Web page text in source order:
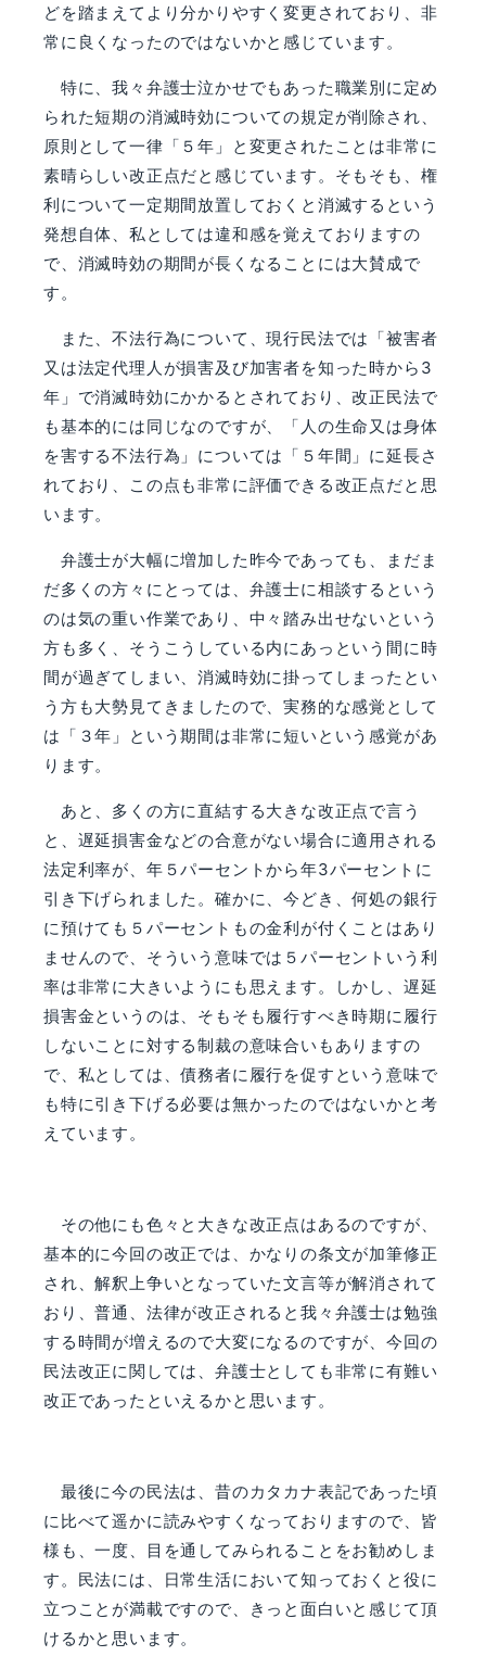
どを踏まえてより分かり やすく変更されており、非
常に良くなったのではないかと感じています。
特に、我々弁護士泣かせでもあった職業別に定め
られた短期の消滅時効についての規定が削除され、
原則として一律「５年」と変更されたことは非常に
素晴らしい改正点だと感 じています。そもそも、権
利について一定期間放置しておくと消滅するという
発想自体、 私としては違和感を覚えておりますの
で、消滅時効の期間が長くなることには大賛成で
す。
また、不法行為について、現行民法では「被害者
又は法定代理人が損害及び加害者を知 った時から3
年」で消滅時効にかかるとされており、改正民法で
も基本的には同じなのですが、「人の生命又は身体
を害する不法行為」については「５年間」に延長さ
れており、こ の点も非常に評価できる改正点だと思
います。
弁護士が大幅に増加した昨今であっても、まだま
だ多くの方々にとっては、弁護士に相談するという
のは気の重い作業であり、中々踏み出せないという
方も多く、そうこうして いる内にあっという間に時
間が過ぎてしまい、消滅時効に掛ってしまったとい
う方も大勢見てきましたので、実務的な感覚として
は「３年」という期間は非常に短いという感覚があ
ります。
あと、多くの方に直結する大きな改正点で言う
と、遅延損害金などの合意がない場合に適用される
法定利率が、年５パーセントから年3パーセントに
引き下げられました。確かに、今どき、何処の銀行
に預けても５パーセントもの金利が付くことはあり
ませんので、 そういう意味では５パーセントいう利
率は非常に大きいようにも思えます。しかし、遅延
損害金というのは、そもそも履行すべき時期に履行
しないことに対する制裁の意味合いも ありますの
で、私としては、債務者に履行を促すという意味で
も特に引き下げる必要は無かったのではないかと考
えています。
その他にも色々と大きな改正点はあるのですが、
基本的に今回の改正では、かなりの条文が加筆修正
され、解釈上争いとなっていた文言等が解消されて
おり、普通、法律が改正 されると我々弁護士は勉強
する時間が増えるので大変になるのですが、今回の
民法改正に関しては、弁護士としても非常に有難い
改正であったといえるかと思います。
最後に今の民法は、昔のカタカナ表記であった頃
に比べて遥かに読みやすくなっており ますので、皆
様も、一度、目を通してみられることをお勧めしま
す。民法には、日常生活において知っておくと役に
立つことが満載ですので、きっと面白いと感じて頂
けるかと思います。